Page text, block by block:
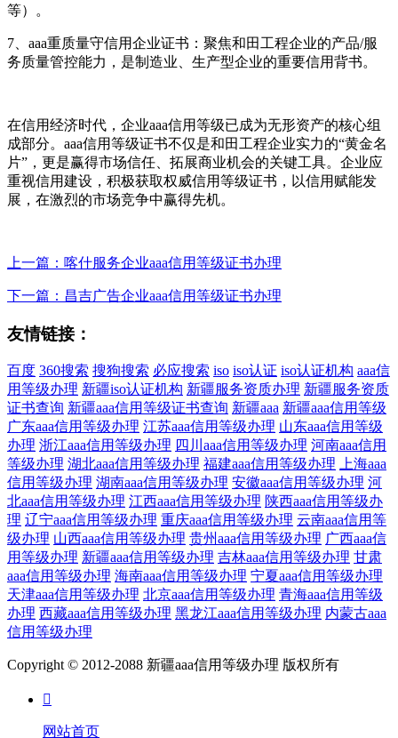
等）。
7、aaa重质量守信用企业证书：聚焦和田工程企业的产品/服
务质量管控能力，是制造业、生产型企业的重要信用背书。
在信用经济时代，企业aaa信用等级已成为无形资产的核心组
成部分。aaa信用等级证书不仅是和田工程企业实力的“黄金名
片”，更是赢得市场信任、拓展商业机会的关键工具。企业应
重视信用建设，积极获取权威信用等级证书，以信用赋能发
展，在激烈的市场竞争中赢得先机。
上一篇：喀什服务企业aaa信用等级证书办理
下一篇：昌吉广告企业aaa信用等级证书办理
友情链接：
百度 360搜索 搜狗搜索 必应搜索 iso iso认证 iso认证机构 aaa信
用等级办理 新疆iso认证机构 新疆服务资质办理 新疆服务资质
证书查询 新疆aaa信用等级证书查询 新疆aaa 新疆aaa信用等级
广东aaa信用等级办理 江苏aaa信用等级办理 山东aaa信用等级
办理 浙江aaa信用等级办理 四川aaa信用等级办理 河南aaa信用
等级办理 湖北aaa信用等级办理 福建aaa信用等级办理
上海aaa
信用等级办理 湖南aaa信用等级办理 安徽aaa信用等级办理 河
北aaa信用等级办理 江西aaa信用等级办理 陕西aaa信用等级办
理 辽宁aaa信用等级办理 重庆aaa信用等级办理 云南aaa信用等
级办理 山西aaa信用等级办理 贵州aaa信用等级办理 广西aaa信
用等级办理 新疆aaa信用等级办理 吉林aaa信用等级办理 甘肃
aaa信用等级办理 海南aaa信用等级办理 宁夏aaa信用等级办理
天津aaa信用等级办理 北京aaa信用等级办理 青海aaa信用等级
办理 西藏aaa信用等级办理 黑龙江aaa信用等级办理 内蒙古aaa
信用等级办理
Copyright © 2012-2088 新疆aaa信用等级办理 版权所有

网站首页